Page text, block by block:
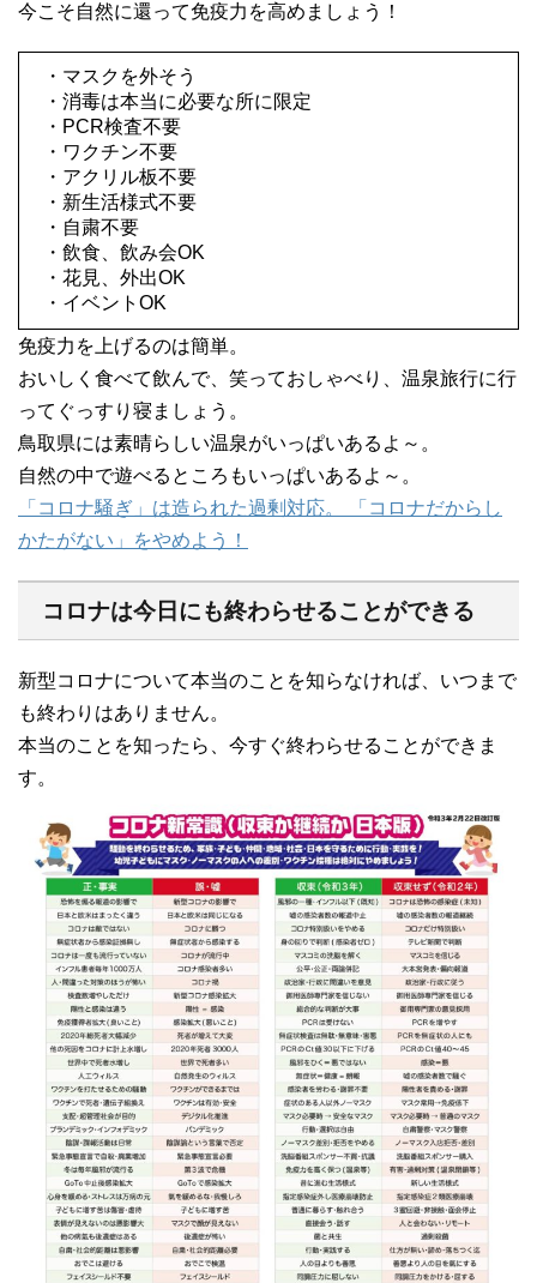
今こそ自然に還って免疫力を高めましょう！
・マスクを外そう
・消毒は本当に必要な所に限定
・PCR検査不要
・ワクチン不要
・アクリル板不要
・新生活様式不要
・自粛不要
・飲食、飲み会OK
・花見、外出OK
・イベントOK
免疫力を上げるのは簡単。
おいしく食べて飲んで、笑っておしゃべり、温泉旅行に行
ってぐっすり寝ましょう。
鳥取県には素晴らしい温泉がいっぱいあるよ～。
自然の中で遊べるところもいっぱいあるよ～。
「コロナ騒ぎ」は造られた過剰対応。 「コロナだからし
かたがない」をやめよう！
コロナは今日にも終わらせることができる
新型コロナについて本当のことを知らなければ、いつまで
も終わりはありません。
本当のことを知ったら、今すぐ終わらせることができま
す。